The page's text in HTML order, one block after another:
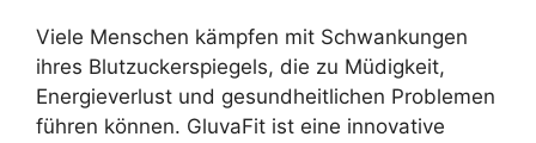
Viele Menschen kämpfen mit Schwankungen
ihres Blutzuckerspiegels, die zu Müdigkeit,
Energieverlust und gesundheitlichen Problemen
führen können. GluvaFit ist eine innovative